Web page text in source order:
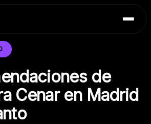
de
Cenar en Madrid